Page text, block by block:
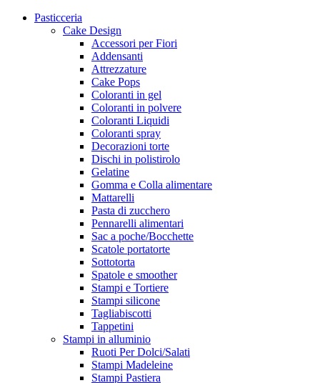
Pasticceria
Cake Design
Accessori per Fiori
Addensanti
Attrezzature
Cake Pops
Coloranti in gel
Coloranti in polvere
Coloranti Liquidi
Coloranti spray
Decorazioni torte
Dischi in polistirolo
Gelatine
Gomma e Colla alimentare
Mattarelli
Pasta di zucchero
Pennarelli alimentari
Sac a poche/Bocchette
Scatole portatorte
Sottotorta
Spatole e smoother
Stampi e Tortiere
Stampi silicone
Tagliabiscotti
Tappetini
Stampi in alluminio
Ruoti Per Dolci/Salati
Stampi Madeleine
Stampi Pastiera